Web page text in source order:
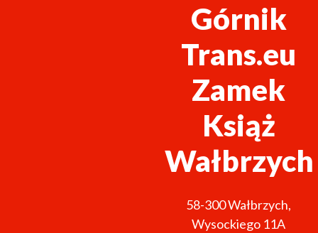
Górnik
Trans.eu
Zamek
Książ
Wałbrzych
58-300Wałbrzych,
Wysockiego 11A